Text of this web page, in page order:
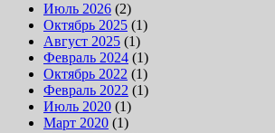
Июль 2026 (2)
Октябрь 2025 (1)
Август 2025 (1)
Февраль 2024 (1)
Октябрь 2022 (1)
Февраль 2022 (1)
Июль 2020 (1)
Март 2020 (1)